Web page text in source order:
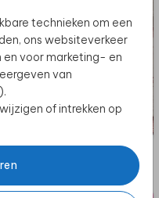
technieken om een
ons websiteverkeer
en voor marketing- en
van
of intrekken op